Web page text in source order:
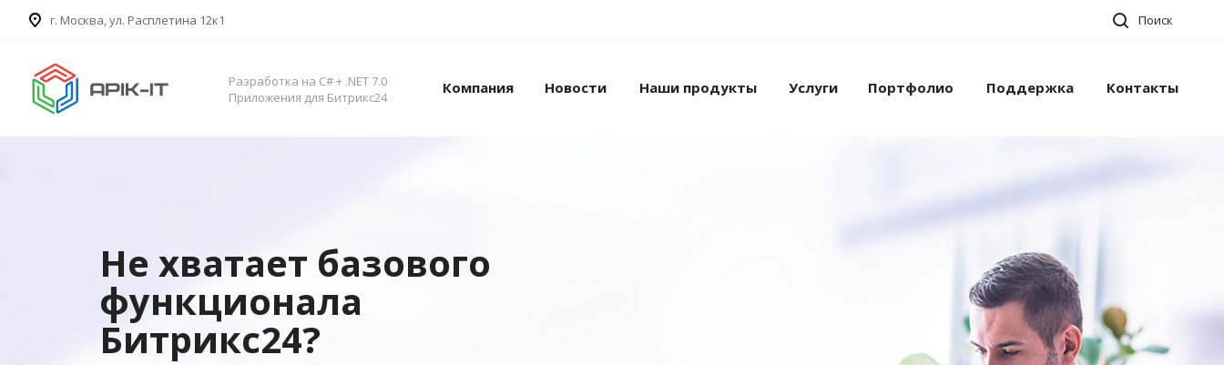
​г. Москва, ул. Расплетина 12к1 Поиск
Разработка на C# + .NET 7.0
Приложения для Битрикс24
Компания Новости Наши продукты Услуги Портфолио Поддержка Контакты
Не хватает базового
функционала
Битрикс24?